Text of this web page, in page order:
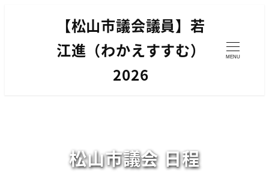
【松山市議会議員】若
江進（わかえすすむ）
2026
MENU
松山市議会 日程